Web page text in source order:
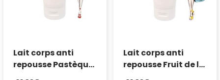
Lait corps anti
repousse Pastèque
Lait corps anti
repousse Fruit de la